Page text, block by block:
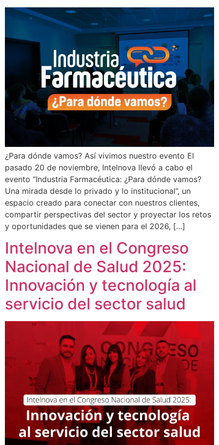
¿Para dónde vamos? Así vivimos nuestro evento El
pasado 20 de noviembre, Intelnova llevó a cabo el
evento “Industria Farmacéutica: ¿Para dónde vamos?
Una mirada desde lo privado y lo institucional”, un
espacio creado para conectar con nuestros clientes,
compartir perspectivas del sector y proyectar los retos
y oportunidades que se vienen para el 2026, […]
Intelnova en el Congreso
Nacional de Salud 2025:
Innovación y tecnología al
servicio del sector salud